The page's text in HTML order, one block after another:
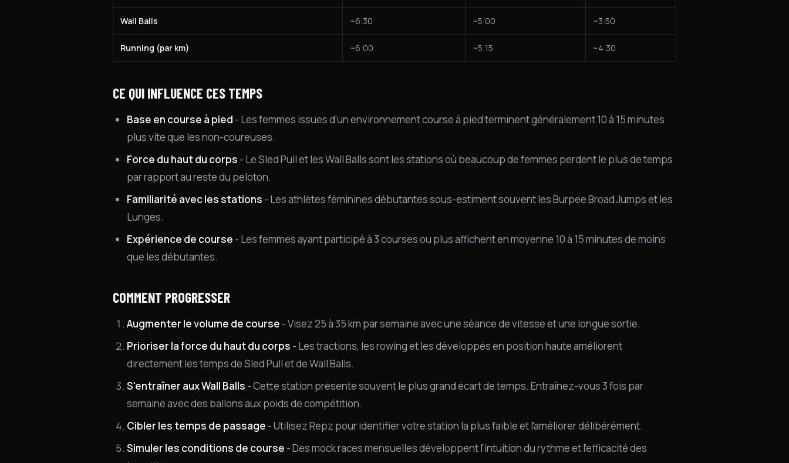
Wall Balls ~6:30 ~5:00 ~3:50
Running (par km) ~6:00 ~5:15 ~4:30
CE QUI INFLUENCE CES TEMPS
Base en course à pied - Les femmes issues d'un environnement course à pied terminent généralement 10 à 15 minutes
plus vite que les non-coureuses.
Force du haut du corps - Le Sled Pull et les Wall Balls sont les stations où beaucoup de femmes perdent le plus de temps
par rapport au reste du peloton.
Familiarité avec les stations - Les athlètes féminines débutantes sous-estiment souvent les Burpee Broad Jumps et les
Lunges.
Expérience de course - Les femmes ayant participé à 3 courses ou plus affichent en moyenne 10 à 15 minutes de moins
que les débutantes.
COMMENT PROGRESSER
Augmenter le volume de course - Visez 25 à 35 km par semaine avec une séance de vitesse et une longue sortie.
Prioriser la force du haut du corps - Les tractions, les rowing et les développés en position haute améliorent
directement les temps de Sled Pull et de Wall Balls.
S'entraîner aux Wall Balls - Cette station présente souvent le plus grand écart de temps. Entraînez-vous 3 fois par
semaine avec des ballons aux poids de compétition.
Cibler les temps de passage - Utilisez Repz pour identifier votre station la plus faible et l'améliorer délibérément.
Simuler les conditions de course - Des mock races mensuelles développent l'intuition du rythme et l'efficacité des